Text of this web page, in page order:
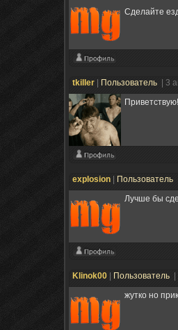
Сделайте
tkiller Пользователь
| 3
explosion Пользователь
Лучше бы
Klinok00 Пользователь
жутко но